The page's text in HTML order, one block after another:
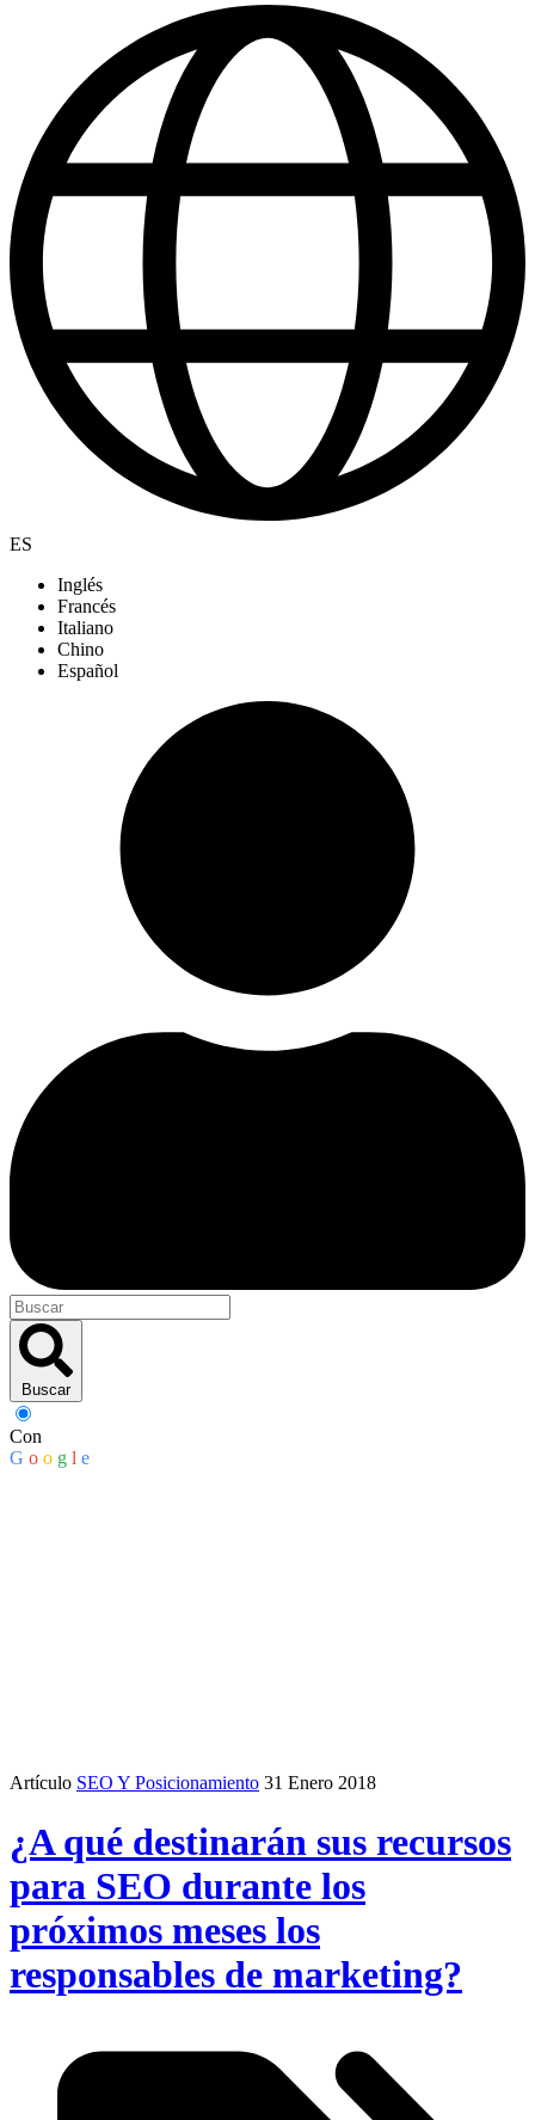
ES
Inglés
Francés
Italiano
Chino
Español
Buscar
Con
G o o g l e
Artículo SEO Y Posicionamiento 31 Enero 2018
¿A qué destinarán sus recursos
para SEO durante los
próximos meses los
responsables de marketing?